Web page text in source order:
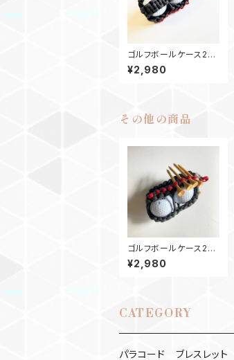
ゴルフボールケース2
ティーホルダー Gオレン
ジ
¥2,980
その他の商品
ゴルフボールケース2
ティーホルダー GR
¥2,980
CATEGORY
パラコード ブレスレ